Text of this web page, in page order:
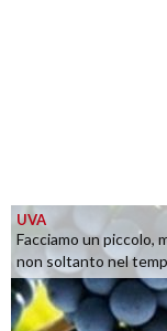
UVA
Facciamo un piccolo,
non soltanto nel